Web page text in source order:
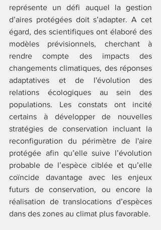
représente un défi auquel la gestion
d’aires protégées doit s’adapter. A cet
égard, des scientifiques ont élaboré des
modèles prévisionnels, cherchant à
rendre compte des impacts des
changements climatiques, des réponses
adaptatives et de l'évolution des
relations écologiques au sein des
populations. Les constats ont incité
certains à développer de nouvelles
stratégies de conservation incluant la
reconfiguration du périmètre de l'aire
protégée afin qu’elle suive l’évolution
probable de l’espèce ciblée et qu’elle
coïncide davantage avec les enjeux
futurs de conservation, ou encore la
réalisation de translocations d’espèces